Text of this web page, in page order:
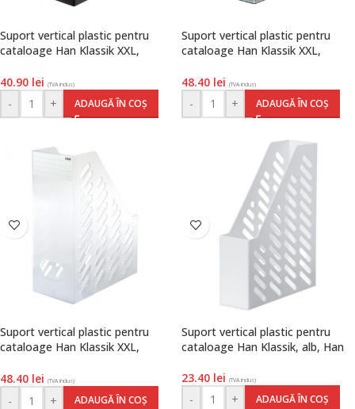
Suport vertical plastic pentru
cataloage Han Klassik XXL,
40.90 lei (TVA inclus)
- + ADAUGĂ ÎN COȘ
Suport vertical plastic pentru
cataloage Han Klassik XXL,
48.40 lei (TVA inclus)
- + ADAUGĂ ÎN COȘ
Suport vertical plastic pentru
cataloage Han Klassik XXL,
48.40 lei (TVA inclus)
- + ADAUGĂ ÎN COȘ
Suport vertical plastic pentru
cataloage Han Klassik, alb, Han
23.40 lei (TVA inclus)
- + ADAUGĂ ÎN COȘ